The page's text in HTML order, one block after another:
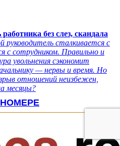
без слез, скандала
руководитель сталкивается с
с сотрудником. Правильно и
увольнения сэкономит
— нервы и время. Но
отношений неизбежен,
месяцы?